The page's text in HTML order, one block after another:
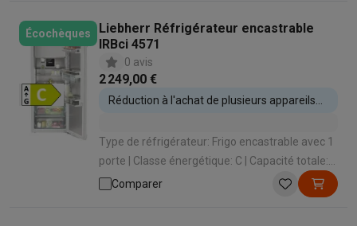
Écochèques
Liebherr Réfrigérateur encastrable
IRBci 4571
0 avis
2 249,00 €
Réduction à l'achat de plusieurs appareils
Type de réfrigérateur: Frigo encastrable avec 1
porte | Classe énergétique: C | Capacité totale:
207 L | Hauteur d'encastrement: 1413 mm |
Comparer